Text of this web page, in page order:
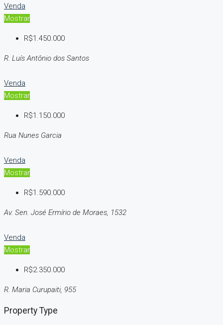
Venda
Mostrar
R$1.450.000
R. Luís Antônio dos Santos
Venda
Mostrar
R$1.150.000
Rua Nunes Garcia
Venda
Mostrar
R$1.590.000
Av. Sen. José Ermírio de Moraes, 1532
Venda
Mostrar
R$2.350.000
R. Maria Curupaiti, 955
Property Type